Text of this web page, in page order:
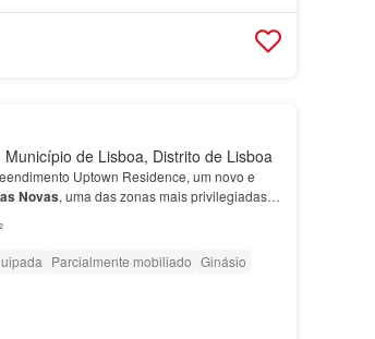
de Lisboa, Distrito de Lisboa
Uptown Residence, um novo e
Novas, uma das zonas mais privilegiadas
sofisticados e desejad…
Parcialmente mobiliado Ginásio